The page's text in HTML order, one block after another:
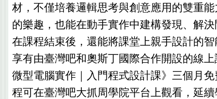
材，不僅培養邏輯思考與創意應用的雙重
的樂趣，也能在動手實作中建構發現、解
在課程結束後，還能將課堂上親手設計的
享有由臺灣吧和奧斯丁國際合作開設的線
微型電腦實作｜入門程式設計課》三個月
程可在臺灣吧大抓周學院平台上觀看，延